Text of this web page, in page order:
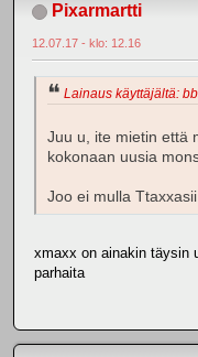
Pixarmartti
12.07.17 - klo: 12.16
Lainaus käyttäjältä:
Juu u, ite mietin että
kokonaan uusia
Joo ei mulla
xmaxx on ainakin täysin
parhaita